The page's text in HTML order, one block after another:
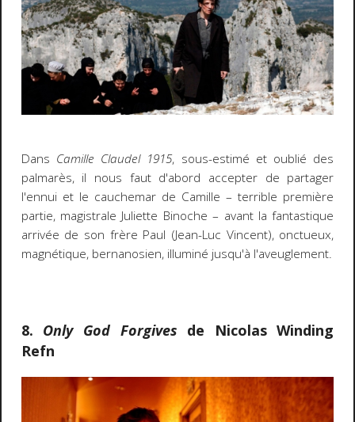
Dans Camille Claudel 1915, sous-estimé et oublié des
palmarès, il nous faut d'abord accepter de partager
l'ennui et le cauchemar de Camille – terrible première
partie, magistrale Juliette Binoche – avant la fantastique
arrivée de son frère Paul (Jean-Luc Vincent), onctueux,
magnétique, bernanosien, illuminé jusqu'à l'aveuglement.
8. Only God Forgives de Nicolas Winding
Refn